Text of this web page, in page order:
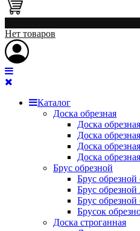
Нет товаров
Каталог
Доска обрезная
Доска
Доска
Доска
Доска
Брус обрезной
Брус обрезной
Брус
Брус обрезной
Брусок
Доска строганная